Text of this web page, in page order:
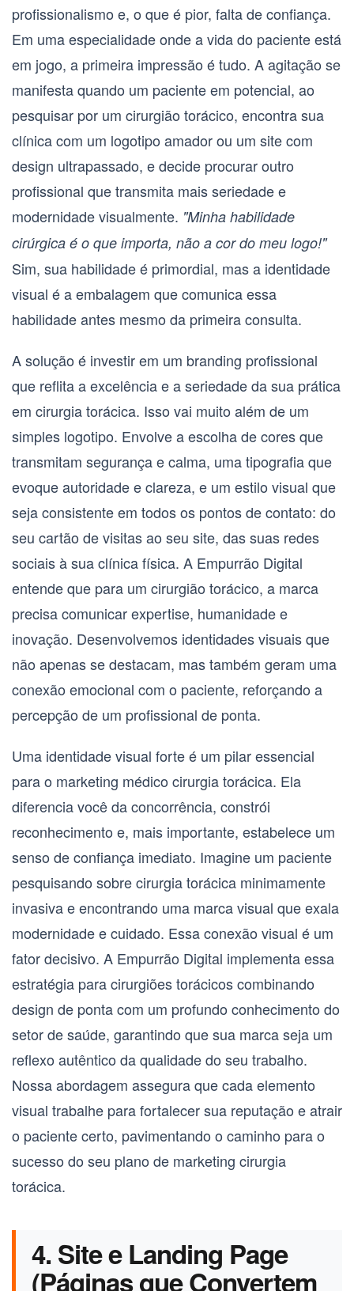
profissionalismo e, o que é pior, falta de confiança.
Em uma especialidade onde a vida do paciente está
em jogo, a primeira impressão é tudo. A agitação se
manifesta quando um paciente em potencial, ao
pesquisar por um cirurgião torácico, encontra sua
clínica com um logotipo amador ou um site com
design ultrapassado, e decide procurar outro
profissional que transmita mais seriedade e
modernidade visualmente. "Minha habilidade
cirúrgica é o que importa, não a cor do meu logo!"
Sim, sua habilidade é primordial, mas a identidade
visual é a embalagem que comunica essa
habilidade antes mesmo da primeira consulta.
A solução é investir em um branding profissional
que reflita a excelência e a seriedade da sua prática
em cirurgia torácica. Isso vai muito além de um
simples logotipo. Envolve a escolha de cores que
transmitam segurança e calma, uma tipografia que
evoque autoridade e clareza, e um estilo visual que
seja consistente em todos os pontos de contato: do
seu cartão de visitas ao seu site, das suas redes
sociais à sua clínica física. A Empurrão Digital
entende que para um cirurgião torácico, a marca
precisa comunicar expertise, humanidade e
inovação. Desenvolvemos identidades visuais que
não apenas se destacam, mas também geram uma
conexão emocional com o paciente, reforçando a
percepção de um profissional de ponta.
Uma identidade visual forte é um pilar essencial
para o marketing médico cirurgia torácica. Ela
diferencia você da concorrência, constrói
reconhecimento e, mais importante, estabelece um
senso de confiança imediato. Imagine um paciente
pesquisando sobrecirurgia torácica minimamente
invasivae encontrando uma marca visual que exala
modernidade e cuidado. Essa conexão visual é um
fator decisivo. A Empurrão Digital implementa essa
estratégia para cirurgiões torácicos combinando
design de ponta com um profundo conhecimento do
setor de saúde, garantindo que sua marca seja um
reflexo autêntico da qualidade do seu trabalho.
Nossa abordagem assegura que cada elemento
visual trabalhe para fortalecer sua reputação e atrair
o paciente certo, pavimentando o caminho para o
sucesso do seu plano de marketing cirurgia
torácica.
4. Site e Landing Page
(Páginas que Convertem